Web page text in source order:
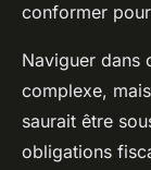
conformer
Naviguer dans
complexe,
saurait être
obligations